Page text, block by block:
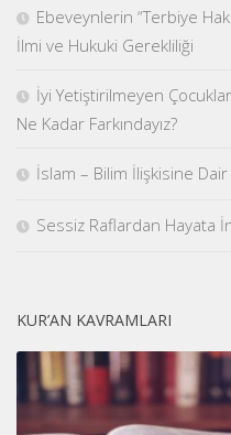
Ebeveynlerin “Terbiye
İlmi ve Hukuki Gerekliliği
İyi Yetiştirilmeyen
Ne Kadar Farkındayız?
İslam – Bilim İlişkisine
Sessiz Raflardan Hayata
KUR’AN KAVRAMLARI